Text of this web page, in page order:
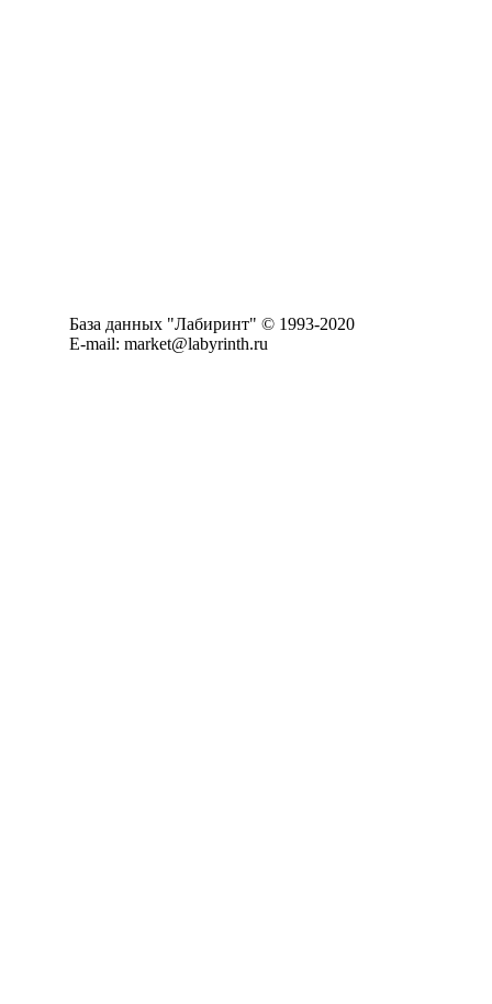
База данных "Лабиринт" © 1993-2020
E-mail: market@labyrinth.ru